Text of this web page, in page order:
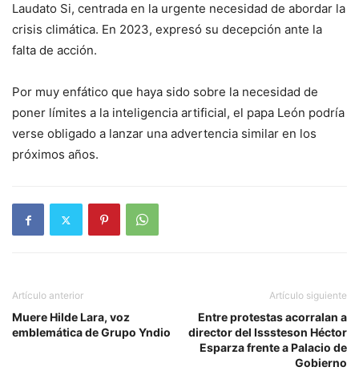
Laudato Si, centrada en la urgente necesidad de abordar la
crisis climática. En 2023, expresó su decepción ante la
falta de acción.
Por muy enfático que haya sido sobre la necesidad de
poner límites a la inteligencia artificial, el papa León podría
verse obligado a lanzar una advertencia similar en los
próximos años.
Artículo anterior
Muere Hilde Lara, voz
emblemática de Grupo Yndio
Artículo siguiente
Entre protestas acorralan a
director del Isssteson Héctor
Esparza frente a Palacio de
Gobierno